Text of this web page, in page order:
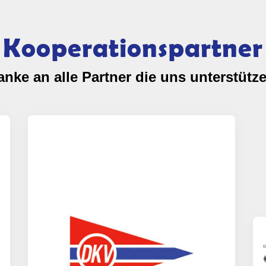
Kooperationspartner
an alle Partner die uns